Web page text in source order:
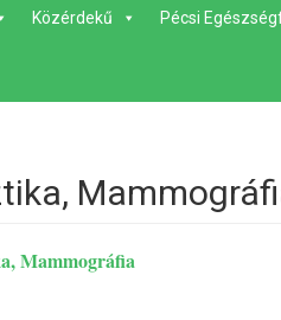
Közérdekű Pécsi
Mammográfia